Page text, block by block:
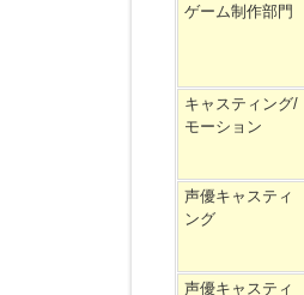
ゲーム制作部門
キャスティング/
モーション
声優キャスティ
ング
声優キャスティ